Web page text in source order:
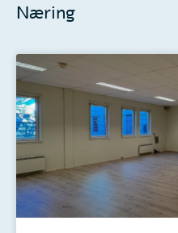
Næring